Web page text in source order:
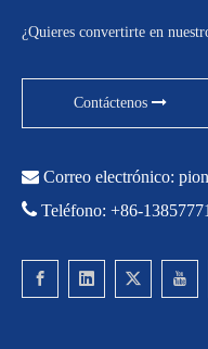
¿Quieres convertirte en
Contáctenos
 Correo electrónico:
 Teléfono: +86-